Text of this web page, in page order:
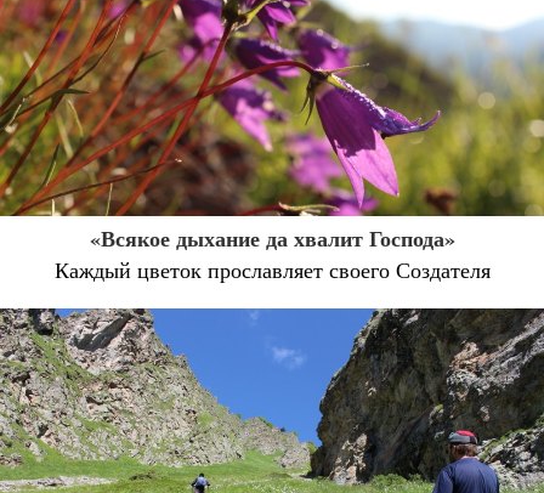
«Всякое дыхание да хвалит Господа»
Каждый цветок прославляет своего Создателя